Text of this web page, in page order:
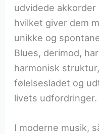
udvidede akkorder
hvilket giver dem
unikke og
Blues, derimod,
harmonisk
følelsesladet og
livets udfordringer.
I moderne musik,